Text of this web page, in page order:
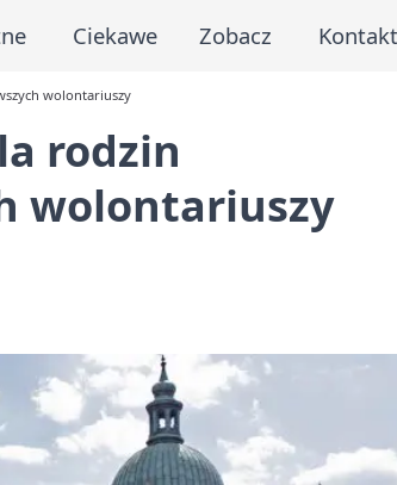
Ciekawe Zobacz Kontakt
wolontariuszy
rodzin
wolontariuszy